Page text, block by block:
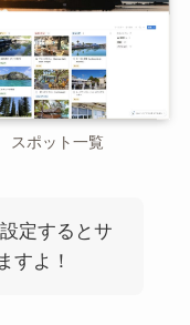
スポット一覧
定するとサ
すよ！